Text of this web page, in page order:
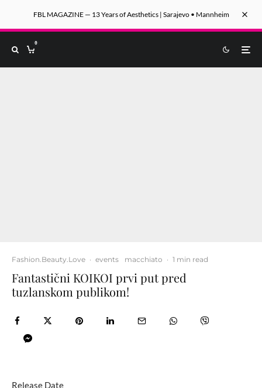
FBL MAGAZINE — 13 Years of Aesthetics | Sarajevo • Mannheim
0
Fashion.Beauty.Love · events macchiato · 1 min read
Fantastični KOIKOI prvi put pred
tuzlanskom publikom!
Release Date